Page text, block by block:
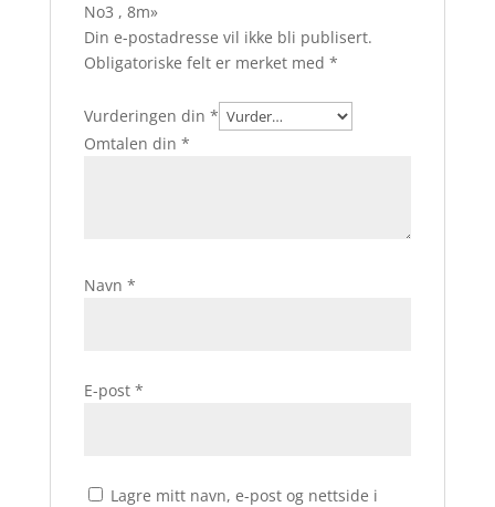
No3 , 8m»
Din e-postadresse vil ikke bli publisert.
Obligatoriske felt er merket med *
Vurderingen din *
Omtalen din *
Navn *
E-post *
Lagre mitt navn, e-post og nettside i